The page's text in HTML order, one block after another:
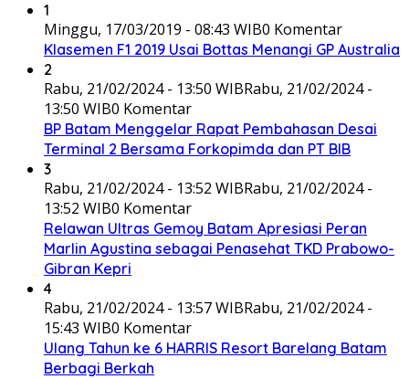
1
Minggu, 17/03/2019 - 08:43 WIB0 Komentar
Klasemen F1 2019 Usai Bottas Menangi GP Australia
2
Rabu, 21/02/2024 - 13:50 WIBRabu, 21/02/2024 -
13:50 WIB0 Komentar
BP Batam Menggelar Rapat Pembahasan Desai
Terminal 2 Bersama Forkopimda dan PT BIB
3
Rabu, 21/02/2024 - 13:52 WIBRabu, 21/02/2024 -
13:52 WIB0 Komentar
Relawan Ultras Gemoy Batam Apresiasi Peran
Marlin Agustina sebagai Penasehat TKD Prabowo-
Gibran Kepri
4
Rabu, 21/02/2024 - 13:57 WIBRabu, 21/02/2024 -
15:43 WIB0 Komentar
Ulang Tahun ke 6 HARRIS Resort Barelang Batam
Berbagi Berkah